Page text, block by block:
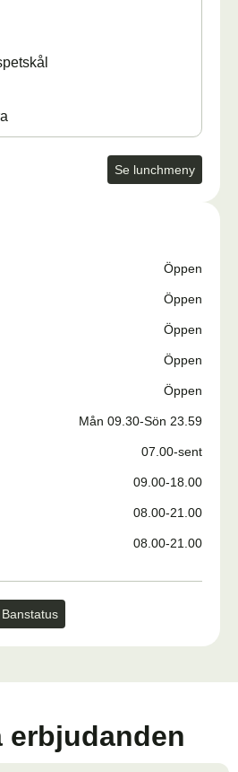
Se lunchmeny
Öppen
Öppen
Öppen
Öppen
Öppen
Mån 09.30-Sön 23.59
07.00-sent
09.00-18.00
08.00-21.00
08.00-21.00
Banstatus
erbjudanden